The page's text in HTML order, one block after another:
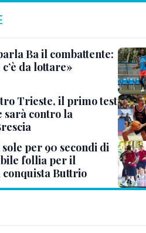
Ba il combattente:
da lottare»
Trieste, il primo test
sarà contro la
per 90 secondi di
follia per il
Buttrio